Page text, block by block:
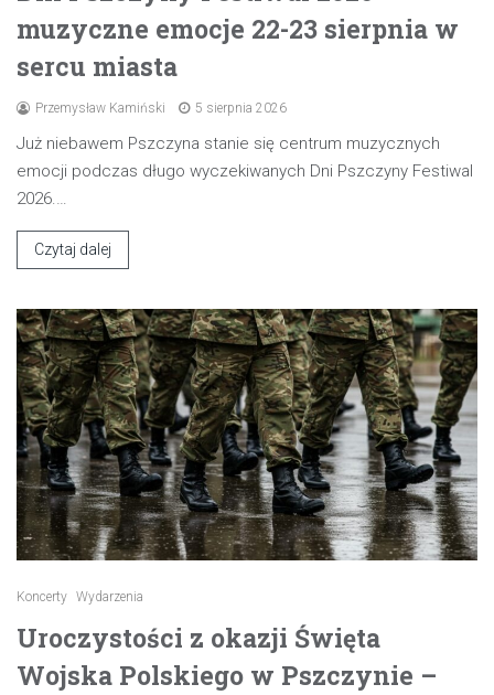
muzyczne emocje 22-23 sierpnia w
sercu miasta
Przemysław Kamiński 5 sierpnia 2026
Już niebawem Pszczyna stanie się centrum muzycznych
emocji podczas długo wyczekiwanych Dni Pszczyny Festiwal
2026.…
Czytaj dalej
Koncerty Wydarzenia
Uroczystości z okazji Święta
Wojska Polskiego w Pszczynie –